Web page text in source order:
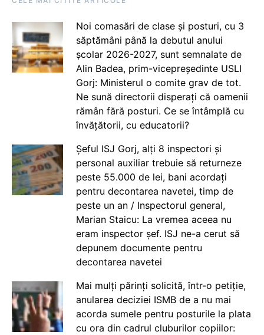
Noi comasări de clase și posturi, cu 3
săptămâni până la debutul anului
școlar 2026-2027, sunt semnalate de
Alin Badea, prim-vicepreședinte USLI
Gorj: Ministerul o comite grav de tot.
Ne sună directorii disperați că oamenii
rămân fără posturi. Ce se întâmplă cu
învățătorii, cu educatorii?
Șeful ISJ Gorj, alți 8 inspectori și
personal auxiliar trebuie să returneze
peste 55.000 de lei, bani acordați
pentru decontarea navetei, timp de
peste un an / Inspectorul general,
Marian Staicu: La vremea aceea nu
eram inspector șef. ISJ ne-a cerut să
depunem documente pentru
decontarea navetei
Mai mulți părinți solicită, într-o petiție,
anularea deciziei ISMB de a nu mai
acorda sumele pentru posturile la plata
cu ora din cadrul cluburilor copiilor: